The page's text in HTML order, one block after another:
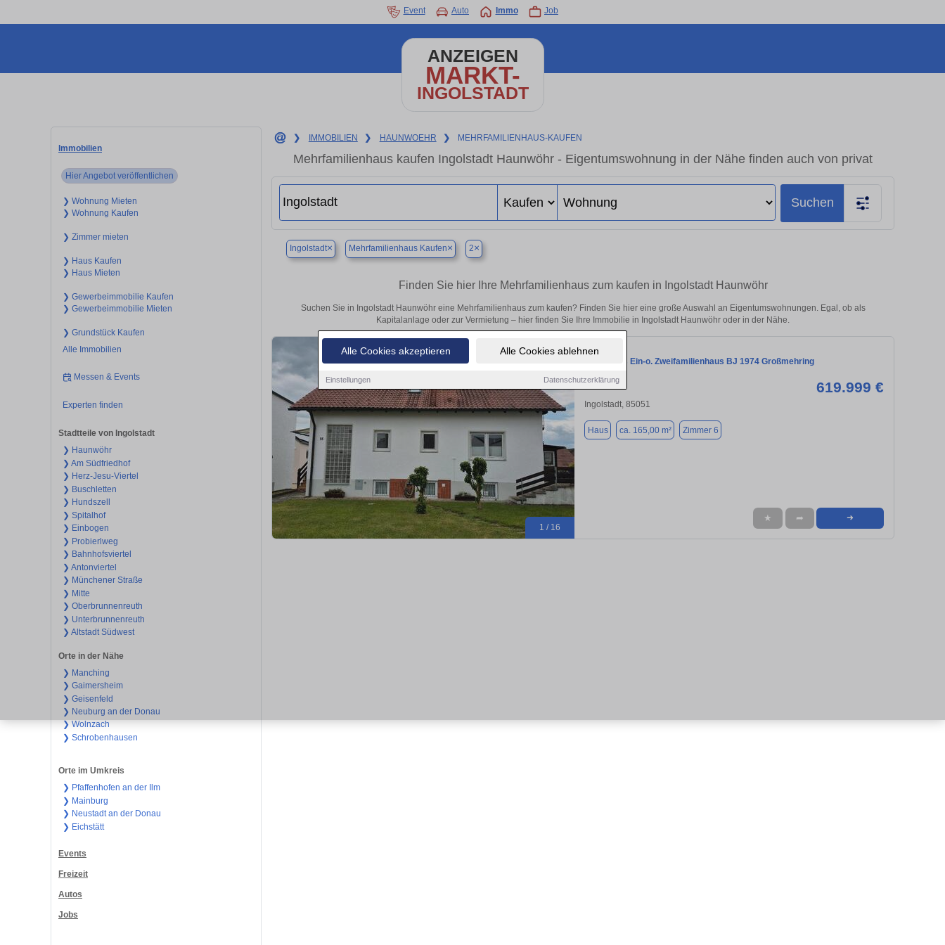
Alle Cookies akzeptieren Alle Cookies ablehnen
Einstellungen Datenschutzerklärung
Event Auto Immo Job
ANZEIGEN
MARKT-
INGOLSTADT
Immobilien
Hier Angebot veröffentlichen
❯ Wohnung Mieten
❯ Wohnung Kaufen
❯ Zimmer mieten
❯ Haus Kaufen
❯ Haus Mieten
❯ Gewerbeimmobilie Kaufen
❯ Gewerbeimmobilie Mieten
❯ Grundstück Kaufen
Alle Immobilien
Messen & Events
Experten finden
Stadtteile von Ingolstadt
❯ Haunwöhr
❯ Am Südfriedhof
❯ Herz-Jesu-Viertel
❯ Buschletten
❯ Hundszell
❯ Spitalhof
❯ Einbogen
❯ Probierlweg
❯ Bahnhofsviertel
❯ Antonviertel
❯ Münchener Straße
❯ Mitte
❯ Oberbrunnenreuth
❯ Unterbrunnenreuth
❯ Altstadt Südwest
Orte in der Nähe
❯ Manching
❯ Gaimersheim
❯ Geisenfeld
❯ Neuburg an der Donau
❯ Wolnzach
❯ Schrobenhausen
Orte im Umkreis
❯ Pfaffenhofen an der Ilm
❯ Mainburg
❯ Neustadt an der Donau
❯ Eichstätt
Events
Freizeit
Autos
Jobs
❯ IMMOBILIEN ❯ HAUNWOEHR ❯ MEHRFAMILIENHAUS-KAUFEN
Mehrfamilienhaus kaufen Ingolstadt Haunwöhr - Eigentumswohnung in der Nähe finden auch von privat
Suchen
Ingolstadt× Mehrfamilienhaus Kaufen× 2×
Finden Sie hier Ihre Mehrfamilienhaus zum kaufen in Ingolstadt Haunwöhr
Suchen Sie in Ingolstadt Haunwöhr eine Mehrfamilienhaus zum kaufen? Finden Sie hier eine große Auswahl an Eigentumswohnungen. Egal, ob als
Kapitalanlage oder zur Vermietung – hier finden Sie Ihre Immobilie in Ingolstadt Haunwöhr oder in der Nähe.
1 / 16
Gepflegtes Ein-o. Zweifamilienhaus BJ 1974 Großmehring
619.999 €
Ingolstadt, 85051
Haus ca. 165,00 m² Zimmer 6
★ ➦ ➜